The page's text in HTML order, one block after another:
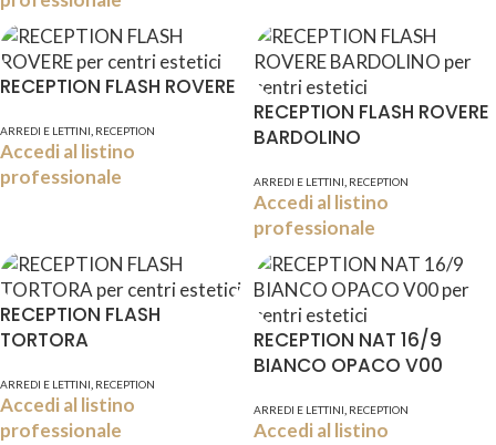
RECEPTION FLASH ROVERE
ARREDI E LETTINI RECEPTION
Accedi al listino
professionale
RECEPTION FLASH ROVERE
BARDOLINO
ARREDI E LETTINI RECEPTION
Accedi al listino
professionale
RECEPTION FLASH
TORTORA
ARREDI E LETTINI RECEPTION
Accedi al listino
professionale
RECEPTION NAT 16/9
BIANCO OPACO V00
ARREDI E LETTINI RECEPTION
Accedi al listino